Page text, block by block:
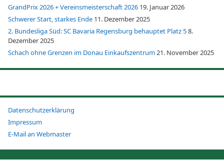
GrandPrix 2026 + Vereinsmeisterschaft 2026 19. Januar 2026
Schwerer Start, starkes Ende 11. Dezember 2025
2. Bundesliga Süd: SC Bavaria Regensburg behauptet Platz 58.
Dezember 2025
Schach ohne Grenzen im Donau Einkaufszentrum21. November 2025
Datenschutzerklärung
Impressum
E-Mail an Webmaster